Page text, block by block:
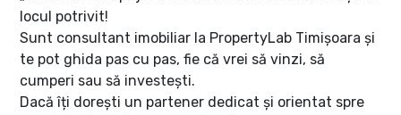
locul potrivit!
Sunt consultant imobiliar la PropertyLab Timișoara și
te pot ghida pas cu pas, fie că vrei să vinzi, să
cumperi sau să investești.
Dacă îți dorești un partener dedicat și orientat spre